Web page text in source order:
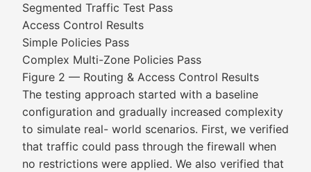
Segmented Traffic Test Pass
Access Control Results
Simple Policies Pass
Complex Multi-Zone Policies Pass
Figure 2 — Routing & Access Control Results
The testing approach started with a baseline
configuration and gradually increased complexity
to simulate real- world scenarios. First, we verified
that traffic could pass through the firewall when
no restrictions were applied. We also verified that